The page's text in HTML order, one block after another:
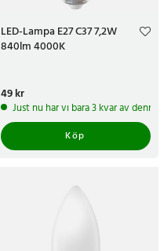
LED-Lampa E27 C37 7,2W
840lm 4000K
Pris:49 kr
49 kr
Just nu har vi bara 3 kvar av denna
Köp